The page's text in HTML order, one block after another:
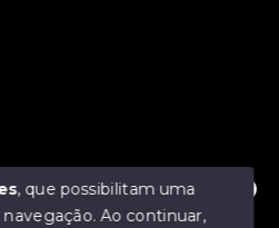
Estamos
, que possibilitam uma
navegação.Ao continuar,